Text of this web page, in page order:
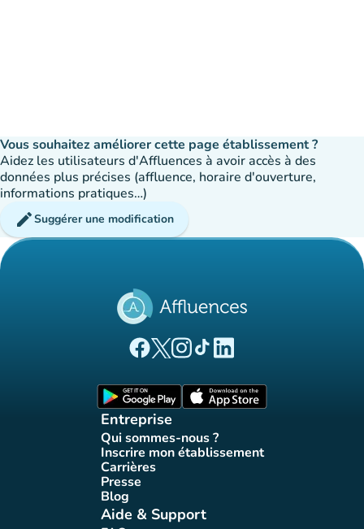
Vous souhaitez améliorer cette page établissement ?
Aidez les utilisateurs d'Affluences à avoir accès à des
données plus précises (affluence, horaire d'ouverture,
informations pratiques…)
editSuggérer une modification
(nouvel onglet)
(nouvel onglet)
(nouvel onglet)
(nouvel onglet)
(nouvel onglet)
Entreprise
Qui sommes-nous ?
(nouvel onglet)
Inscrire mon établissement
(nouvel onglet)
Carrières(nouvel onglet)
Presse(nouvel onglet)
Blog(nouvel onglet)
Aide & Support